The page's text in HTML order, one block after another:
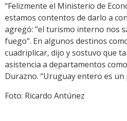
“Felizmente el Ministerio de
estamos contentos de darlo a
agregó: "el turismo interno nos
fuego". En algunos destinos
cuadriplicar, dijo y sostuvo que
asistencia a departamentos
Durazno. “Uruguay entero es un
Foto: Ricardo Antúnez